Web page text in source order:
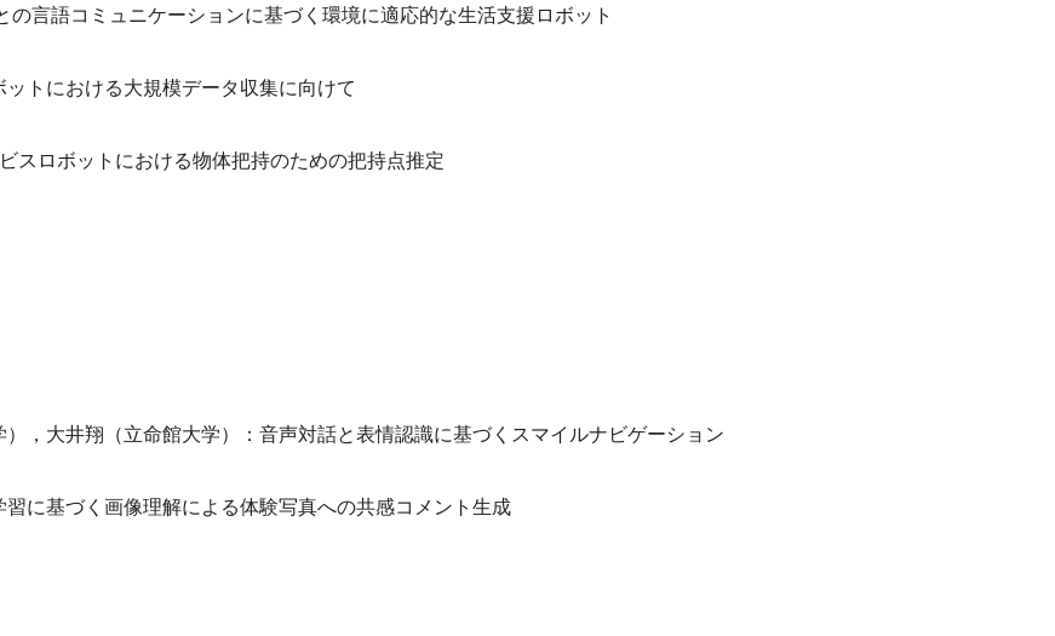
言語コミュニケーションに基づく環境に適応的な生活支援ロボット
トにおける大規模データ収集に向けて
スロボットにおける物体把持のための把持点推定
，大井翔（立命館大学）：音声対話と表情認識に基づくスマイルナビゲーション
に基づく画像理解による体験写真への共感コメント生成